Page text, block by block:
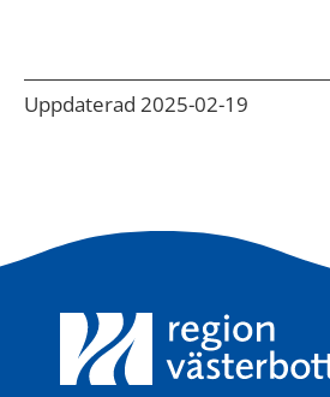
Uppdaterad 2025-02-19